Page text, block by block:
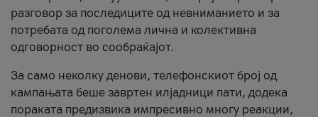
разговор за последиците од невниманието и за
потребата од поголема лична и колективна
одговорност во сообраќајот.
За само неколку денови, телефонскиот број од
кампањата беше завртен илјадници пати, додека
пораката предизвика импресивно многу реакции,